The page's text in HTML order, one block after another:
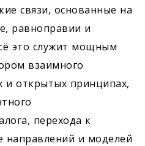
связи, основанные на
равноправии и
это служит мощным
взаимного
и открытых принципах,
перехода к
направлений и моделей